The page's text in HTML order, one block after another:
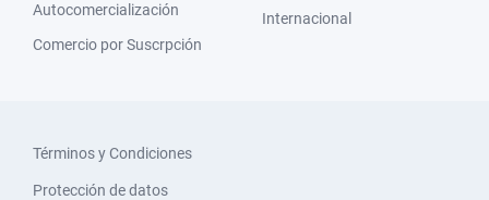
Autocomercialización
Comercio por Suscrpción
Internacional
Términos y Condiciones
Protección de datos